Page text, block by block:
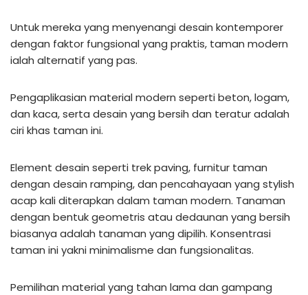
Untuk mereka yang menyenangi desain kontemporer
dengan faktor fungsional yang praktis, taman modern
ialah alternatif yang pas.
Pengaplikasian material modern seperti beton, logam,
dan kaca, serta desain yang bersih dan teratur adalah
ciri khas taman ini.
Element desain seperti trek paving, furnitur taman
dengan desain ramping, dan pencahayaan yang stylish
acap kali diterapkan dalam taman modern. Tanaman
dengan bentuk geometris atau dedaunan yang bersih
biasanya adalah tanaman yang dipilih. Konsentrasi
taman ini yakni minimalisme dan fungsionalitas.
Pemilihan material yang tahan lama dan gampang